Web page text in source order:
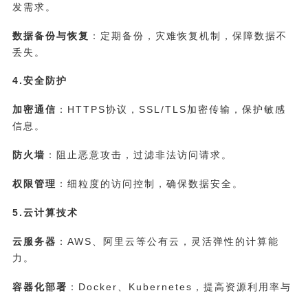
发需求。
数据备份与恢复 ：定期备份，灾难恢复机制，保障数据不
丢失。
4.安全防护
加密通信 ：HTTPS协议，SSL/TLS加密传输，保护敏感
信息。
防火墙 ：阻止恶意攻击，过滤非法访问请求。
权限管理 ：细粒度的访问控制，确保数据安全。
5.云计算技术
云服务器 ：AWS、阿里云等公有云，灵活弹性的计算能
力。
容器化部署 ：Docker、Kubernetes，提高资源利用率与